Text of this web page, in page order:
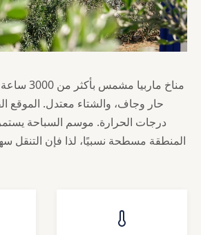
مناخ
حار وجاف، والشتاء معتدل. الموقع
درجات الحرارة. موسم السباحة
المنطقة مسطحة نسبيًا، لذا فإن التنقل